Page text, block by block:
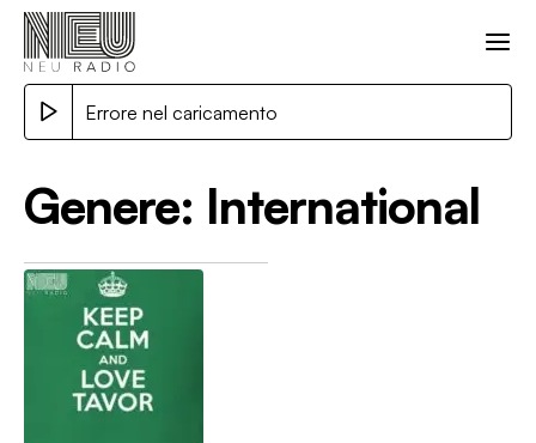
Errore nel caricamento
Genere: International